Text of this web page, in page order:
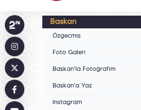
Başkan
Özgeçmiş
Foto Galeri
Başkan'la Fotoğrafım
Başkan'a Yaz
Instagram